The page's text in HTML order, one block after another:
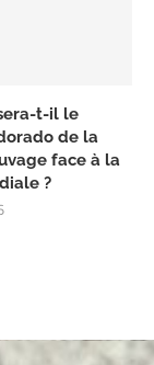
t-il le
de la
face à la
?